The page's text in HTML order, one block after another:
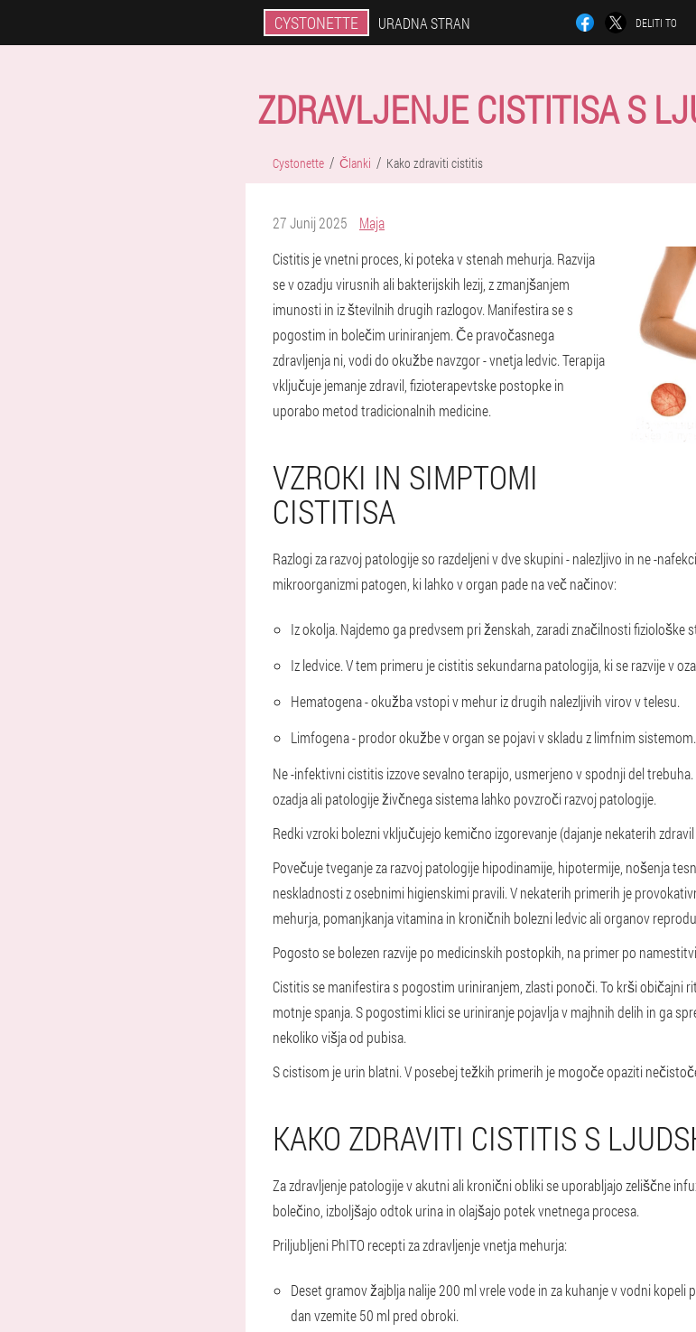
CYSTONETTE URADNA STRAN DELITI TO
ZDRAVLJENJE CISTITISA S
Cystonette Članki Kako zdraviti cistitis
27 Junij 2025
Maja
Cistitis je vnetni proces, ki poteka v stenah mehurja. Razvija
se v ozadju virusnih ali bakterijskih lezij, z zmanjšanjem
imunosti in iz številnih drugih razlogov. Manifestira se s
pogostim in bolečim uriniranjem. Če pravočasnega
zdravljenja ni, vodi do okužbe navzgor - vnetja ledvic. Terapija
vključuje jemanje zdravil, fizioterapevtske postopke in
uporabo metod tradicionalnih medicine.
VZROKI IN SIMPTOMI
CISTITISA
Razlogi za razvoj patologije so razdeljeni v dve skupini - nalezljivo in ne -
mikroorganizmi patogen, ki lahko v organ pade na več načinov:
Iz okolja. Najdemo ga predvsem pri ženskah, zaradi značilnosti fiziološke
Iz ledvice. V tem primeru je cistitis sekundarna patologija, ki se razvije v
Hematogena - okužba vstopi v mehur iz drugih nalezljivih virov v telesu.
Limfogena - prodor okužbe v organ se pojavi v skladu z limfnim sistemom.
Ne -infektivni cistitis izzove sevalno terapijo, usmerjeno v spodnji del
ozadja ali patologije živčnega sistema lahko povzroči razvoj patologije.
Redki vzroki bolezni vključujejo kemično izgorevanje (dajanje nekaterih
Povečuje tveganje za razvoj patologije hipodinamije, hipotermije, nošenja
neskladnosti z osebnimi higienskimi pravili. V nekaterih primerih je
mehurja, pomanjkanja vitamina in kroničnih bolezni ledvic ali organov
Pogosto se bolezen razvije po medicinskih postopkih, na primer po
Cistitis se manifestira s pogostim uriniranjem, zlasti ponoči. To krši običajni
motnje spanja. S pogostimi klici se uriniranje pojavlja v majhnih delih in ga
nekoliko višja od pubisa.
S cistisom je urin blatni. V posebej težkih primerih je mogoče opaziti
KAKO ZDRAVITI CISTITIS S
Za zdravljenje patologije v akutni ali kronični obliki se uporabljajo zeliščne
bolečino, izboljšajo odtok urina in olajšajo potek vnetnega procesa.
Priljubljeni PhITO recepti za zdravljenje vnetja mehurja:
Deset gramov žajblja nalije 200 ml vrele vode in za kuhanje v vodni
dan vzemite 50 ml pred obroki.